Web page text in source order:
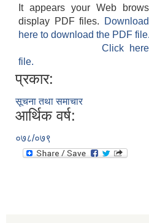
It appears your Web
display PDF files.
here to download the PDF file.
Click
file.
प्रकार:
सूचना तथा समाचार
आर्थिक वर्ष:
०७८/०७९